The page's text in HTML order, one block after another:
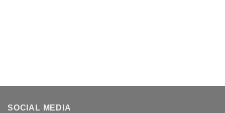
SOCIAL MEDIA